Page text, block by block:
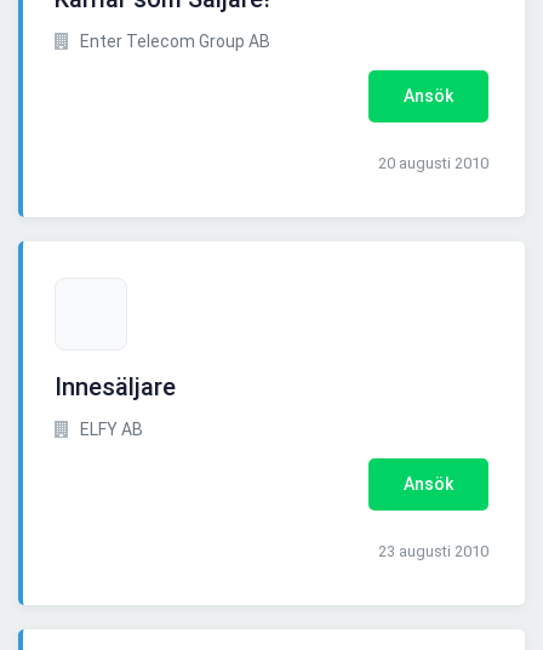
Enter Telecom Group AB
Ansök
20 augusti 2010
Innesäljare
ELFY AB
Ansök
23 augusti 2010